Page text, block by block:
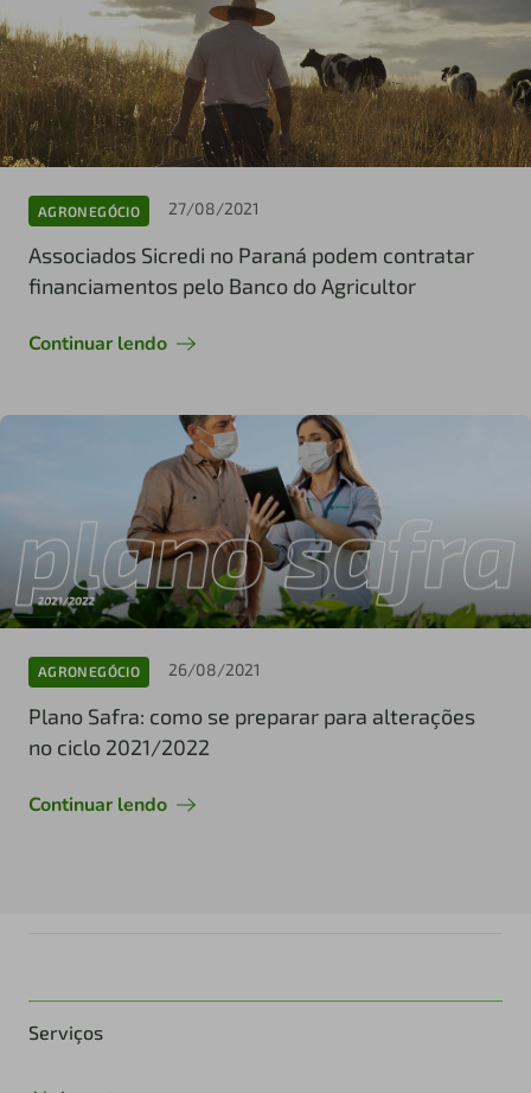
AGRONEGÓCIO 27/08/2021
Associados Sicredi no Paraná podem contratar
financiamentos pelo Banco do Agricultor
Continuar lendo
AGRONEGÓCIO 26/08/2021
Plano Safra: como se preparar para alterações
no ciclo 2021/2022
Continuar lendo
Serviços